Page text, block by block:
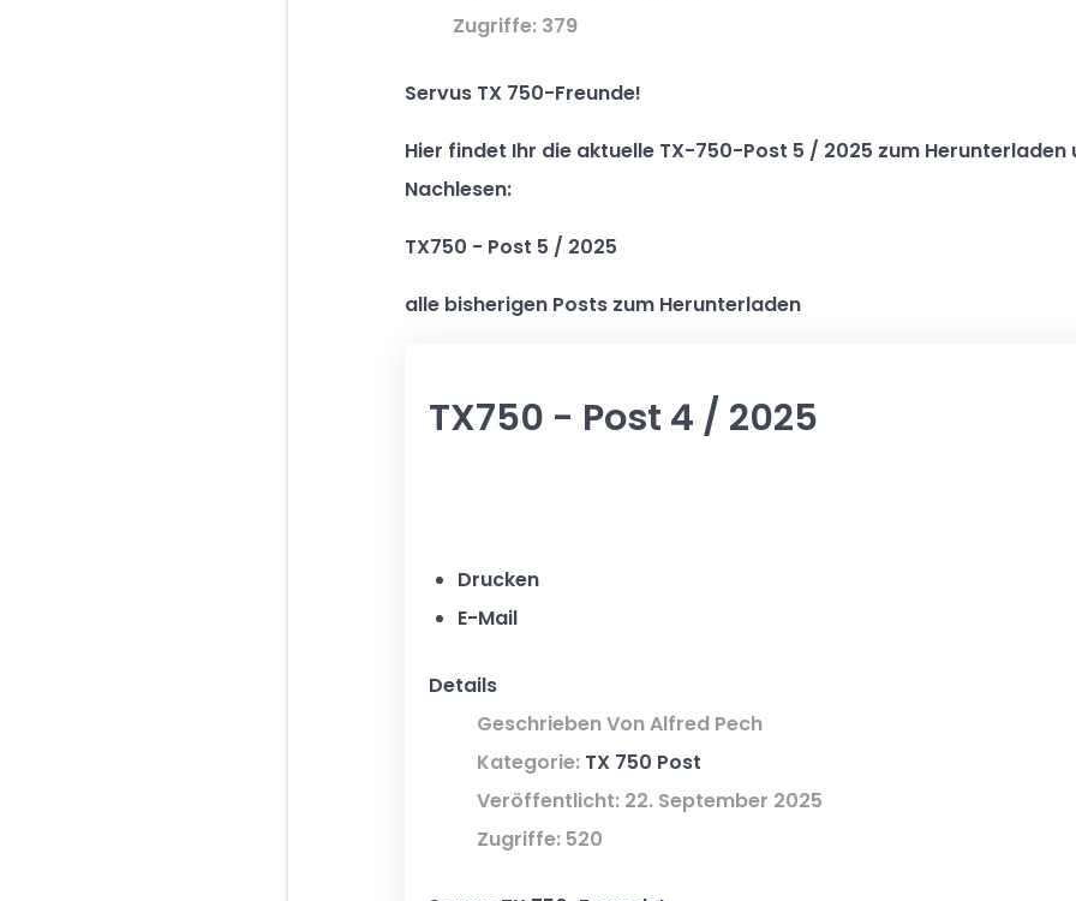
Zugriffe: 379
Servus TX 750-Freunde!
Hier findet Ihr die aktuelle TX-750-Post 5 / 2025 zum Herunterladen
Nachlesen:
TX750 - Post 5 / 2025
alle bisherigen Posts zum Herunterladen
TX750 - Post 4 / 2025
Drucken
E-Mail
Details
Geschrieben VonAlfred Pech
Kategorie: TX 750 Post
Veröffentlicht: 22. September 2025
Zugriffe: 520